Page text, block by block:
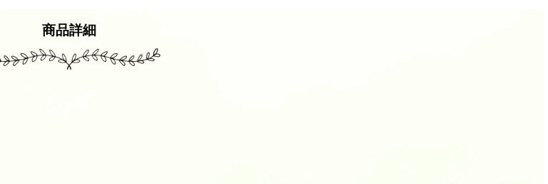
商品詳細